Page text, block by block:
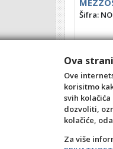
Šifra:
+10
Ova
Ove
korisitmo
svih
dozvoliti,
kolačiće,
Za više